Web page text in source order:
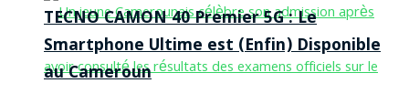
TECNO CAMON 40 Premier 5G : Le
Smartphone Ultime est (Enfin) Disponible
au Cameroun